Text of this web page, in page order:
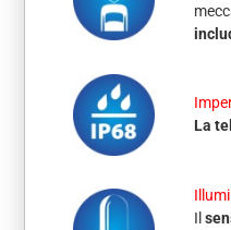
La
Il